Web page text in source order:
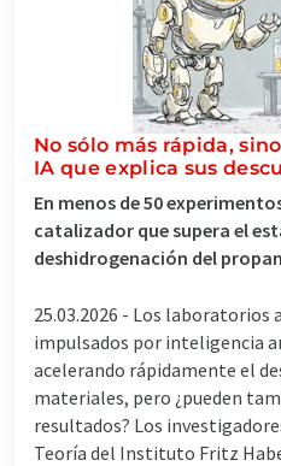
No sólo más rápida,
IA que explica sus
En menos de 50
catalizador que supera el
deshidrogenación del
25.03.2026 - Los laboratorios
impulsados por inteligencia
acelerando rápidamente el
materiales, pero ¿pueden
resultados? Los
Teoría del Instituto Fritz